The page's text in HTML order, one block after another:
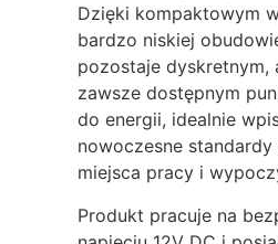
Dzięki kompaktowym
bardzo niskiej
pozostaje dyskretnym,
zawsze dostępnym
do energii, idealnie
nowoczesne
miejsca pracy i
Produkt pracuje na